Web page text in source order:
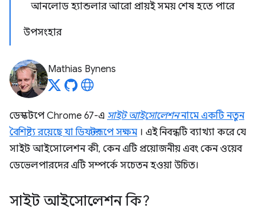
আনলোড হ্যান্ডলার আরো প্রায়ই সময় শেষ হতে পারে
উপসংহার
Mathias Bynens
ডেস্কটপে Chrome 67-এ সাইট আইসোলেশননামে একটি নতুন
বৈশিষ্ট্য রয়েছে যা ডিফল্টরূপে সক্ষম । এই নিবন্ধটি ব্যাখ্যা করে যে
সাইট আইসোলেশন কী, কেন এটি প্রয়োজনীয় এবং কেন ওয়েব
ডেভেলপারদের এটি সম্পর্কে সচেতন হওয়া উচিত।
সাইট আইসোলেশন কি?